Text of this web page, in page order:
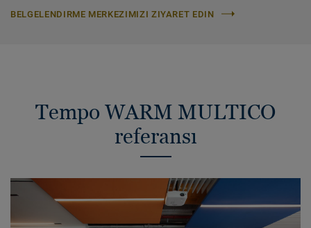
BELGELENDIRME MERKEZIMIZI ZIYARET EDIN
Tempo WARM MULTICO
referansı